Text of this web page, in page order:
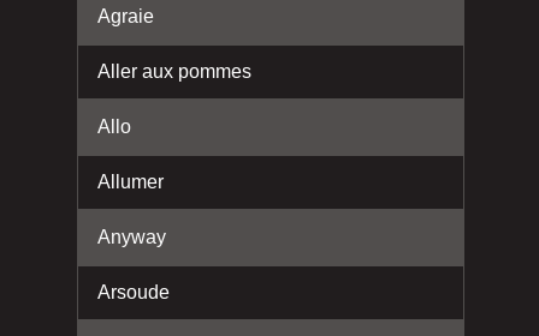
Agraie
Aller aux pommes
Allo
Allumer
Anyway
Arsoude